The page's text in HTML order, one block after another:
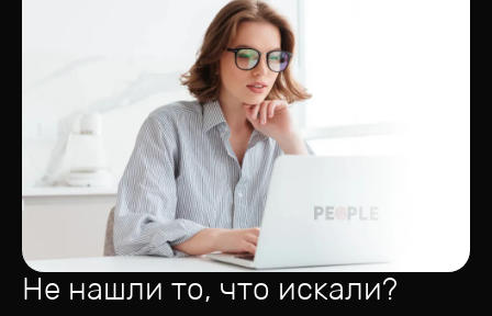
Не нашли то, что искали?